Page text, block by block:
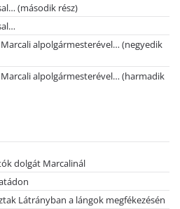
(második rész)
Marcali alpolgármesterével… (negyedik
Marcali alpolgármesterével… (harmadik
dolgát Marcalinál
Látrányban a lángok megfékezésén